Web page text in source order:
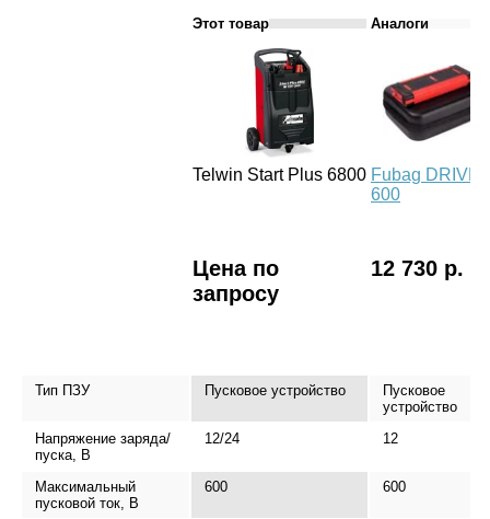
Этот товар Аналоги
Telwin Start Plus 6800 Fubag DRIVE
600
Цена по
запросу
12 730 р.
Тип ПЗУ Пусковое устройство
Пусковое
устройство
Напряжение заряда/
пуска, В
12/24 12
Максимальный
пусковой ток, В
600 600